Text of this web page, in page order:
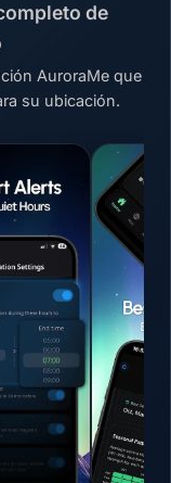
de
AuroraMe que
su ubicación.